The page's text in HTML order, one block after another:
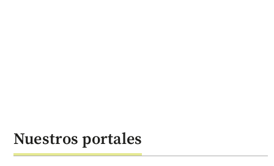
Nuestros portales